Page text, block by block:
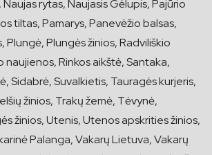
rytas, Naujasis Gėlupis, Pajūrio
tiltas, Pamarys, Panevėžio balsas,
Plungė, Plungės žinios, Radviliškio
naujienos, Rinkos aikštė, Santaka,
Sidabrė, Suvalkietis, Tauragės kurjeris,
žinios, Trakų žemė, Tėvynė,
žinios, Utenis, Utenos apskrities žinios,
Palanga, Vakarų Lietuva, Vakarų